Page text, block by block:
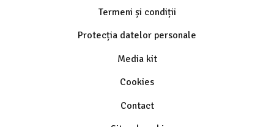
Termeni și condiții
Protecția datelor personale
Media kit
Cookies
Contact